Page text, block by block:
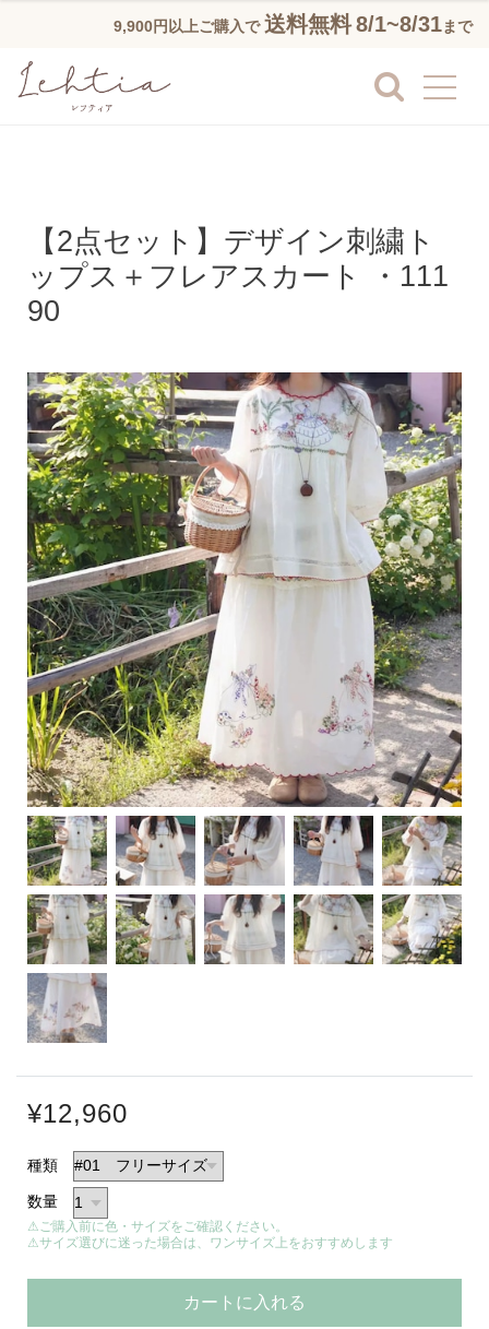
9,900円以上ご購入で 送料無料8/1~8/31まで
【2点セット】デザイン刺繍ト
ップス＋フレアスカート ・111
90
¥12,960
種類
数量
⚠ご購入前に色・サイズをご確認ください。
⚠サイズ選びに迷った場合は、ワンサイズ上をおすすめします
カートに入れる